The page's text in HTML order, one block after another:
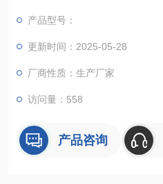
产品型号：
更新时间：2025-05-28
厂商性质：生产厂家
访问量：558
产品咨询